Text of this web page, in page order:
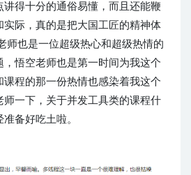
得十分的通俗易懂，而且还能鞭
实际，真的是把大国工匠的精神体
师也是一位超级热心和超级热情的
悟空老师也是第一时间为我这个
程的那一份热情也感染着我这个
师一下，关于并发工具类的课程什
备好吃土啦。